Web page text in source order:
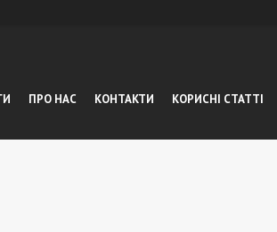
ПРО НАС КОНТАКТИ КОРИСНІ СТАТТІ